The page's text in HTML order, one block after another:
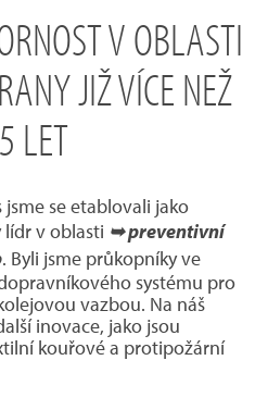
V OBLASTI
JIŽ VÍCE NEŽ
LET
se etablovali jako
v oblasti ➥ preventivní
. Byli jsme průkopníky ve
systému pro
vazbou. Na náš
inovace, jako jsou
kouřové a protipožární